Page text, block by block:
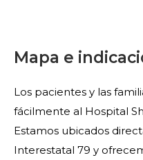
Mapa e
Los pacientes y las
fácilmente al Hospital
Estamos ubicados
Interestatal 79 y